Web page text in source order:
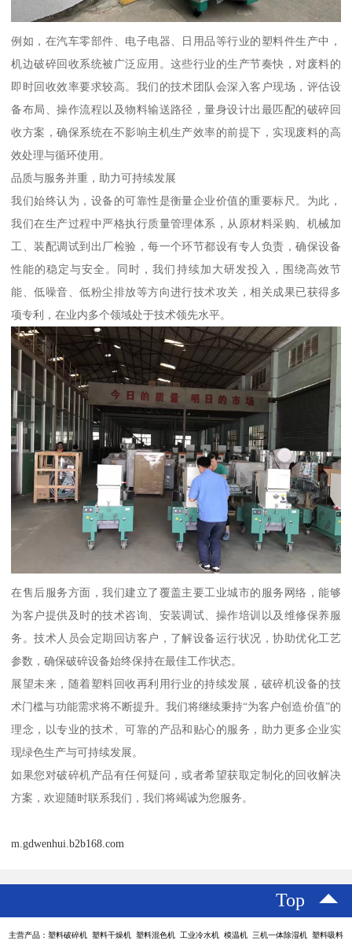
例如，在汽车零部件、电子电器、日用品等行业的塑料件生产中，
机边破碎回收系统被广泛应用。这些行业的生产节奏快，对废料的
即时回收效率要求较高。我们的技术团队会深入客户现场，评估设
备布局、操作流程以及物料输送路径，量身设计出最匹配的破碎回
收方案，确保系统在不影响主机生产效率的前提下，实现废料的高
效处理与循环使用。
品质与服务并重，助力可持续发展
我们始终认为，设备的可靠性是衡量企业价值的重要标尺。为此，
我们在生产过程中严格执行质量管理体系，从原材料采购、机械加
工、装配调试到出厂检验，每一个环节都设有专人负责，确保设备
性能的稳定与安全。同时，我们持续加大研发投入，围绕高效节
能、低噪音、低粉尘排放等方向进行技术攻关，相关成果已获得多
项专利，在业内多个领域处于技术领先水平。
在售后服务方面，我们建立了覆盖主要工业城市的服务网络，能够
为客户提供及时的技术咨询、安装调试、操作培训以及维修保养服
务。技术人员会定期回访客户，了解设备运行状况，协助优化工艺
参数，确保破碎设备始终保持在最佳工作状态。
展望未来，随着塑料回收再利用行业的持续发展，破碎机设备的技
术门槛与功能需求将不断提升。我们将继续秉持“为客户创造价值”的
理念，以专业的技术、可靠的产品和贴心的服务，助力更多企业实
现绿色生产与可持续发展。
如果您对破碎机产品有任何疑问，或者希望获取定制化的回收解决
方案，欢迎随时联系我们，我们将竭诚为您服务。
m.gdwenhui.b2b168.com
Top
主营产品：塑料破碎机 塑料干燥机 塑料混色机 工业冷水机 模温机 三机一体除湿机 塑料吸料